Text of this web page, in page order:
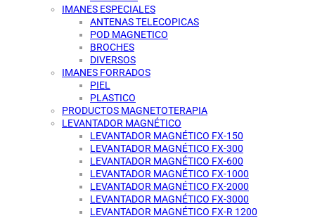
IMANES ESPECIALES
ANTENAS TELECOPICAS
POD MAGNETICO
BROCHES
DIVERSOS
IMANES FORRADOS
PIEL
PLASTICO
PRODUCTOS MAGNETOTERAPIA
LEVANTADOR MAGNÉTICO
LEVANTADOR MAGNÉTICO FX-150
LEVANTADOR MAGNÉTICO FX-300
LEVANTADOR MAGNÉTICO FX-600
LEVANTADOR MAGNÉTICO FX-1000
LEVANTADOR MAGNÉTICO FX-2000
LEVANTADOR MAGNÉTICO FX-3000
LEVANTADOR MAGNÉTICO FX-R 1200